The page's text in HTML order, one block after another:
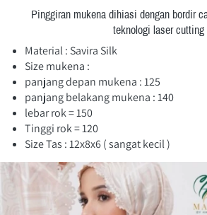
Pinggiran mukena dihiasi dengan bordir
teknologi laser cutting
Material : Savira Silk
Size mukena :
panjang depan mukena : 125
panjang belakang mukena : 140
lebar rok = 150
Tinggi rok = 120
Size Tas : 12x8x6 ( sangat kecil )